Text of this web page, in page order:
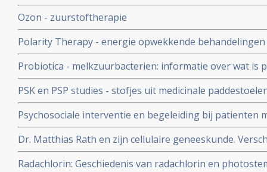
Ozon - zuurstoftherapie
Polarity Therapy - energie opwekkende
door bestraling bij borstkankerpatienten
Probiotica - melkzuurbacterien: informatie over wat is
probiotica bij o.a. darmkanker en ziekte van Crohn
PSK en PSP studies - stofjes uit medicinale
uitgevoerd zijn bij kankerpatiënten bij elkaar gezet.
significant betere resultaten geven voor de PSK en
Psychosociale interventie en begeleiding bij patienten
belangrijke artikelen
Dr. Matthias Rath en zijn cellulaire geneeskunde.
dat combinatie van voedingsupplementen met o.a.
proline de groei van kanker sterk kan remmen met
Radachlorin: Geschiedenis van radachlorin en